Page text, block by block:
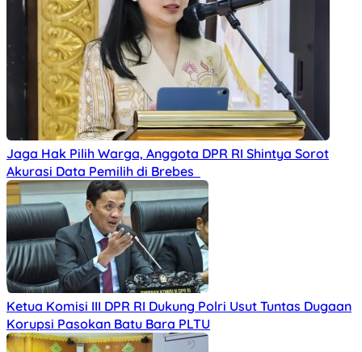
Jaga Hak Pilih Warga, Anggota DPR RI Shintya Sorot
Akurasi Data Pemilih di Brebes
Ketua Komisi III DPR RI Dukung Polri Usut Tuntas Dugaan
Korupsi Pasokan Batu Bara PLTU